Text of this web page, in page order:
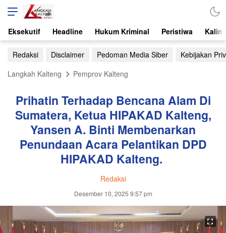
Eksekutif Headline Hukum Kriminal Peristiwa
Redaksi Disclaimer Pedoman Media Siber
Kebijakan
Langkah Kalteng
Pemprov Kalteng
Prihatin Terhadap Bencana Alam Di
Sumatera, Ketua HIPAKAD Kalteng,
Yansen A. Binti Membenarkan
Penundaan Acara Pelantikan DPD
HIPAKAD Kalteng.
Redaksi
Desember 10, 2025 9:57 pm